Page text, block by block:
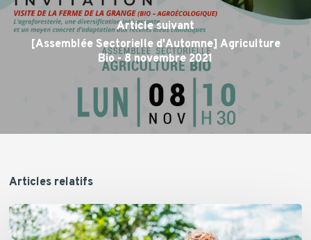
Article suivant
[Assemblée Sectorielle d'Automne] Agriculture
Bio - 8 novembre 2021
Articles relatifs
Actualités
du